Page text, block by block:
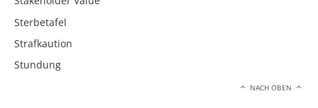
Sterbetafel
Strafkaution
Stundung
NACH OBEN